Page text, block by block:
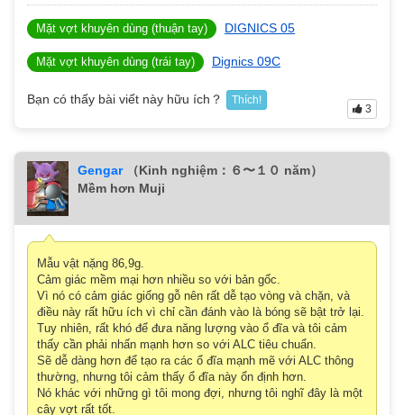
Mặt vợt khuyên dùng (thuận tay) DIGNICS 05
Mặt vợt khuyên dùng (trái tay) Dignics 09C
Bạn có thấy bài viết này hữu ích？ Thích!
3
Gengar
（Kinh nghiệm：６〜１０ năm）
Mềm hơn Muji
Mẫu vật nặng 86,9g.
Cảm giác mềm mại hơn nhiều so với bản gốc.
Vì nó có cảm giác giống gỗ nên rất dễ tạo vòng và chặn, và
điều này rất hữu ích vì chỉ cần đánh vào là bóng sẽ bật trở lại.
Tuy nhiên, rất khó để đưa năng lượng vào ổ đĩa và tôi cảm
thấy cần phải nhấn mạnh hơn so với ALC tiêu chuẩn.
Sẽ dễ dàng hơn để tạo ra các ổ đĩa mạnh mẽ với ALC thông
thường, nhưng tôi cảm thấy ổ đĩa này ổn định hơn.
Nó khác với những gì tôi mong đợi, nhưng tôi nghĩ đây là một
cây vợt rất tốt.